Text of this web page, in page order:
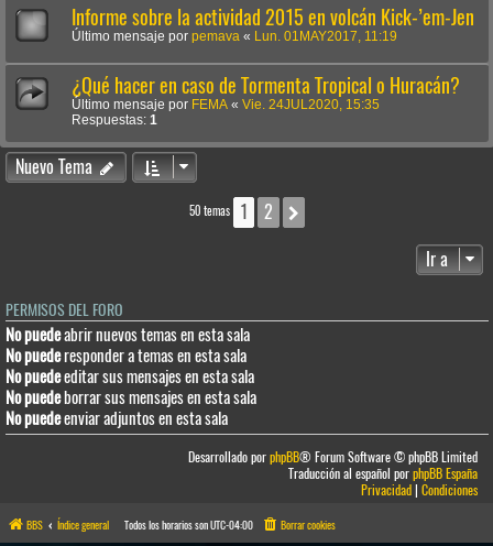
Informe sobre la actividad 2015 en volcán Kick-’em-Jen
Último mensaje por pemava « Lun. 01MAY2017, 11:19
¿Qué hacer en caso de Tormenta Tropical o Huracán?
Último mensaje por FEMA « Vie. 24JUL2020, 15:35
Respuestas: 1
Nuevo Tema
50 temas 1 2
Ir a
PERMISOS DEL FORO
No puedeabrir nuevos temas en esta sala
No puederesponder a temas en esta sala
No puedeeditar sus mensajes en esta sala
No puedeborrar sus mensajes en esta sala
No puedeenviar adjuntos en esta sala
Desarrollado porphpBB® Forum Software © phpBB Limited
Traducción al español porphpBB España
Privacidad|Condiciones
BBS Índice general Todos los horarios sonUTC-04:00 Borrar cookies